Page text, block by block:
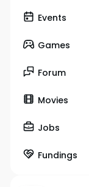
Events
Games
Forum
Movies
Jobs
Fundings